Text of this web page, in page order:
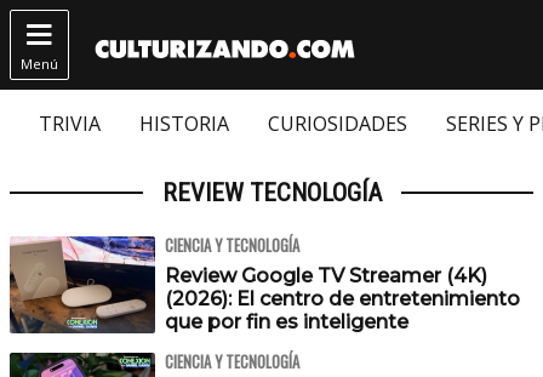

Menú
TRIVIA HISTORIA CURIOSIDADES SERIES Y
REVIEW TECNOLOGÍA
CIENCIA Y TECNOLOGÍA
Review Google TV Streamer (4K)
(2026): El centro de entretenimiento
que por fin es inteligente
CIENCIA Y TECNOLOGÍA